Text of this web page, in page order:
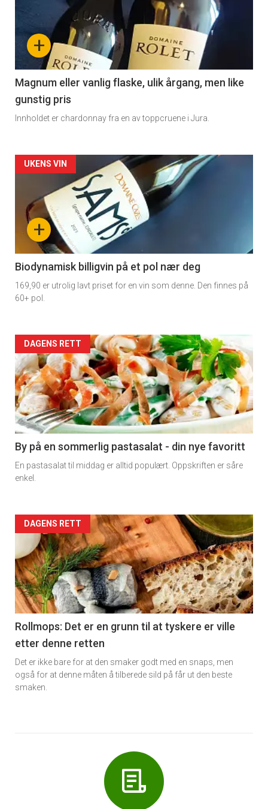
akkurat
nå
3
+
Magnum eller vanlig flaske, ulik årgang, men like
gunstig pris
Innholdet er chardonnay fra en av toppcruene i Jura.
Forsiden
akkurat
nå
4
+
UKENS VIN
Biodynamisk billigvin på et pol nær deg
169,90 er utrolig lavt priset for en vin som denne. Den finnes på
60+ pol.
Forsiden
akkurat
nå
-
5
DAGENS RETT
By på en sommerlig pastasalat - din nye favoritt
En pastasalat til middag er alltid populært. Oppskriften er såre
enkel.
Forsiden
akkurat
nå
-
6
DAGENS RETT
Rollmops: Det er en grunn til at tyskere er ville
etter denne retten
Det er ikke bare for at den smaker godt med en snaps, men
også for at denne måten å tilberede sild på får ut den beste
smaken.